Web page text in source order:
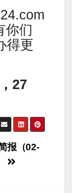
你们
得更
27
报（02-